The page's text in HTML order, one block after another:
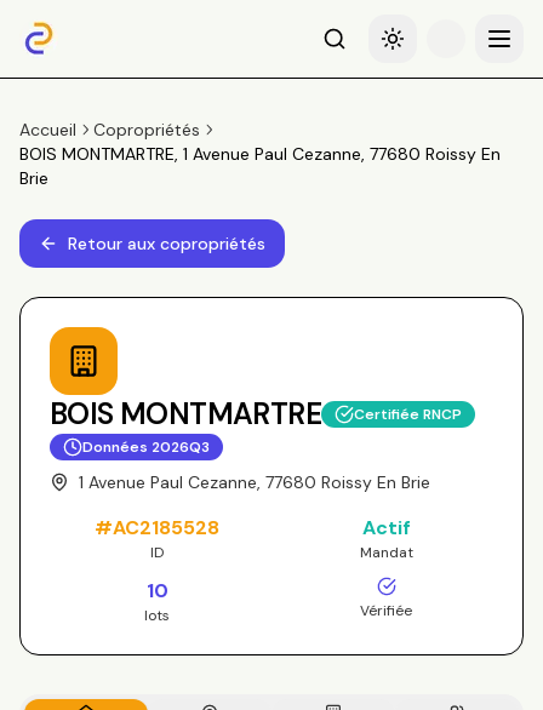
RechercheBasculer le thème
Menu
Accueil
Copropriétés
BOIS MONTMARTRE, 1 Avenue Paul Cezanne, 77680 Roissy En
Brie
Retour aux copropriétés
BOIS MONTMARTRE
Certifiée RNCP
Données 2026Q3
1 Avenue Paul Cezanne, 77680 Roissy En Brie
#AC2185528
ID
Actif
Mandat
10
lots Vérifiée